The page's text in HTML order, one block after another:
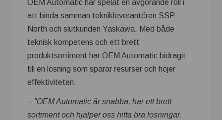
OEM Automatic har spelat en avgörande roll i
att binda samman teknikleverantören SSP
North och slutkunden Yaskawa. Med både
teknisk kompetens och ett brett
produktsortiment har OEM Automatic bidragit
till en lösning som sparar resurser och höjer
effektiviteten.
– ”OEM Automatic är snabba, har ett brett
sortiment och hjälper oss hitta bra lösningar.